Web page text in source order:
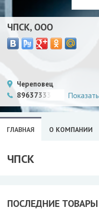
ЧПСК, ООО
Череповец
89637333036
Показать
ГЛАВНАЯ О КОМПАНИИ
ЧПСК
ПОСЛЕДНИЕ ТОВАРЫ